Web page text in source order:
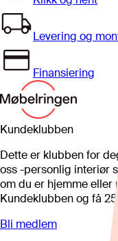
Levering og
Finansiering
Kundeklubben
Dette er klubben for
oss -personlig interiør
om du er hjemme eller
Kundeklubben og få
Bli medlem